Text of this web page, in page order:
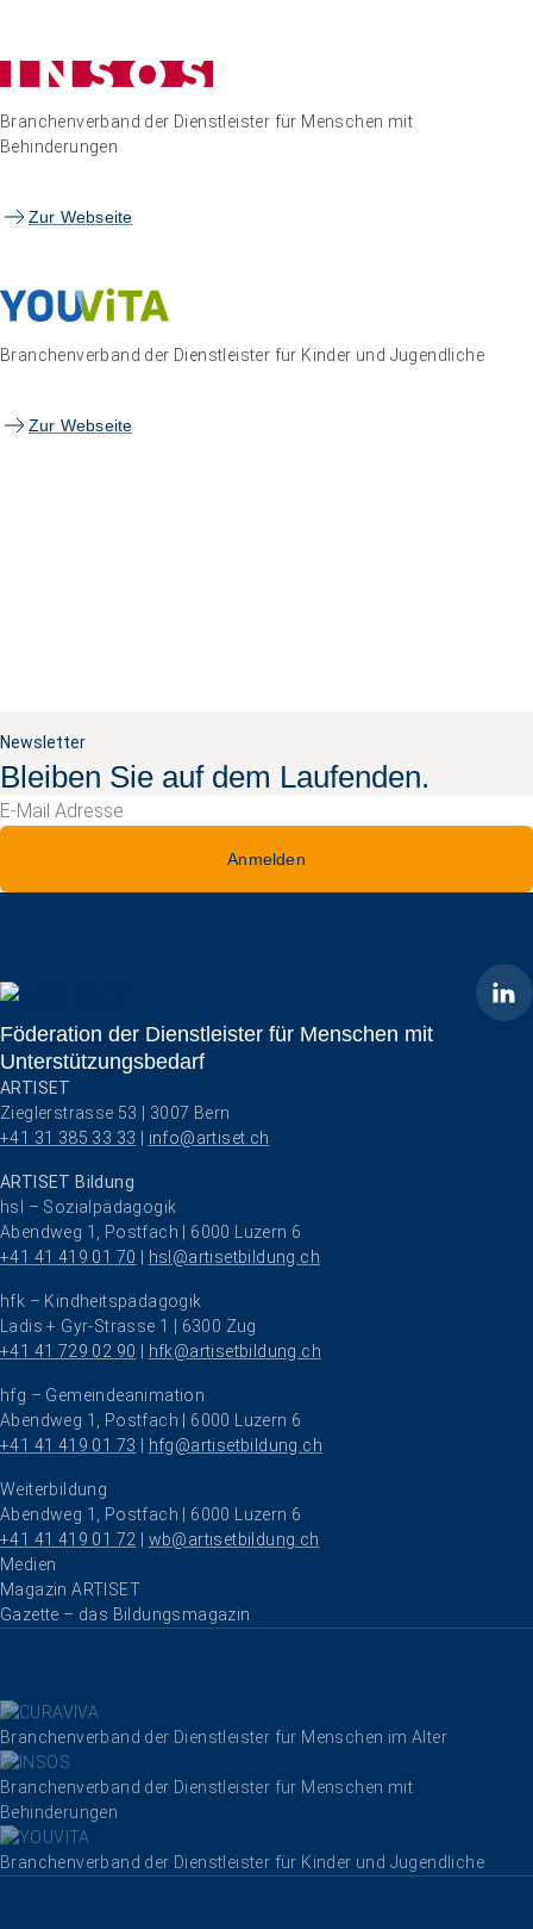
Branchenverband der Dienstleister für Menschen mit
Behinderungen
Zur Webseite
Branchenverband der Dienstleister für Kinder und Jugendliche
Zur Webseite
Newsletter
Bleiben Sie auf dem Laufenden.
Anmelden
ARTISET
Föderation der Dienstleister für Menschen mit
Unterstützungsbedarf
ARTISET
Zieglerstrasse 53 | 3007 Bern
+41 31 385 33 33
info@artiset.ch
ARTISET Bildung
hsl – Sozialpädagogik
Abendweg 1, Postfach | 6000 Luzern 6
+41 41 419 01 70
hsl@artisetbildung.ch
hfk – Kindheitspädagogik
Ladis + Gyr-Strasse 1 | 6300 Zug
+41 41 729 02 90
hfk@artisetbildung.ch
hfg – Gemeindeanimation
Abendweg 1, Postfach | 6000 Luzern 6
+41 41 419 01 73
hfg@artisetbildung.ch
Weiterbildung
Abendweg 1, Postfach | 6000 Luzern 6
+41 41 419 01 72
wb@artisetbildung.ch
Navigation überspringen
Medien
Magazin ARTISET
Gazette – das Bildungsmagazin
Branchenverband der Dienstleister für Menschen im Alter
Branchenverband der Dienstleister für Menschen mit
Behinderungen
Branchenverband der Dienstleister für Kinder und Jugendliche